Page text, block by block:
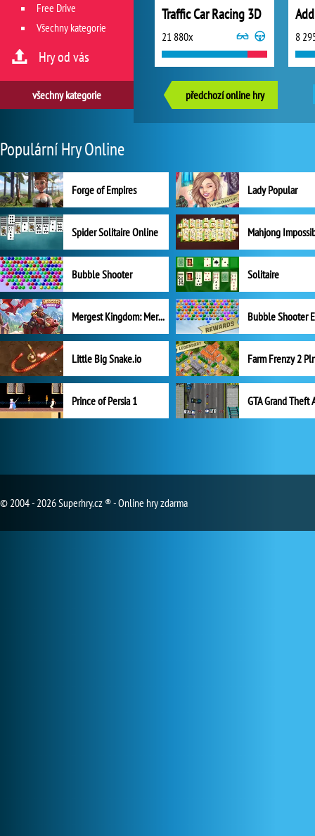
Traffic Car Racing 3D
21 880x 8
předchozí online hry
Free Drive
Všechny kategorie
Hry od vás
všechny kategorie
Populární Hry Online
Forge of Empires Lady Popular
Spider Solitaire Online Mahjong
Bubble Shooter Solitaire
Mergest Kingdom: Merge Puzzle
Little Big Snake.io
Prince of Persia 1 GTA Grand Theft
© 2004 - 2026 Superhry.cz ® - Online hry zdarma